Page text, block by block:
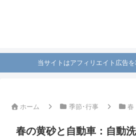
当サイトはアフィリエイト広告を
ホーム 季節･行事 春
春の黄砂と自動車：自動